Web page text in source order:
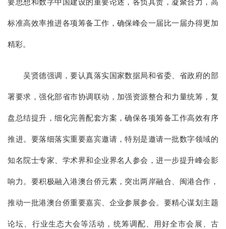
要思想和数字中国建设的重要论述，各负其责，凝聚合力，高
标准高效率推进各项筹备工作，确保峰会一届比一届办得更加
精彩。
吴贤德强调，要认真落实国家数据局和省委、省政府的部
署要求，强化部省市协调联动，加强资源整合和力量统筹，复
盘总结提升，细化完善配套方案，确保各项筹备工作高效有序
推进。要落细落实重要嘉宾邀请，特别是邀请一批数字领域的
知名院士专家、学术界和企业界名人参会，进一步提升峰会影
响力。要积极融入港澳台侨元素，突出两岸融合、闽港合作，
推动一批港澳台侨重要嘉宾、企业参展参会。要精心谋划主题
论坛、行业生态大会等活动，统筹调配、用好全市会展、古